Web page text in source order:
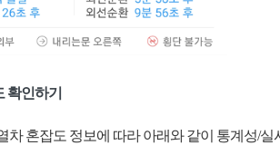
확인하기
차 혼잡도 정보에 따라 아래와 같이 통계성/